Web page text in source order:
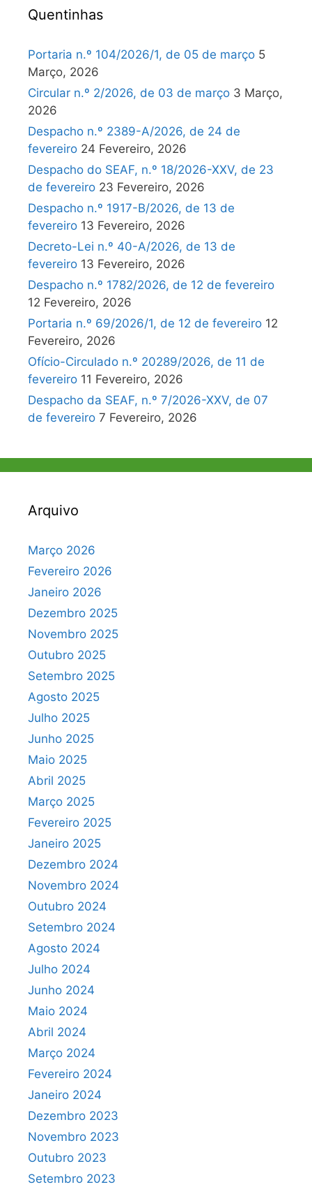
Quentinhas
Portaria n.º 104/2026/1, de 05 de março 5
Março, 2026
Circular n.º 2/2026, de 03 de março 3 Março,
2026
Despacho n.º 2389-A/2026, de 24 de
fevereiro 24 Fevereiro, 2026
Despacho do SEAF, n.º 18/2026-XXV, de 23
de fevereiro 23 Fevereiro, 2026
Despacho n.º 1917-B/2026, de 13 de
fevereiro 13 Fevereiro, 2026
Decreto-Lei n.º 40-A/2026, de 13 de
fevereiro 13 Fevereiro, 2026
Despacho n.º 1782/2026, de 12 de fevereiro
12 Fevereiro, 2026
Portaria n.º 69/2026/1, de 12 de fevereiro 12
Fevereiro, 2026
Ofício-Circulado n.º 20289/2026, de 11 de
fevereiro 11 Fevereiro, 2026
Despacho da SEAF, n.º 7/2026-XXV, de 07
de fevereiro 7 Fevereiro, 2026
Arquivo
Março 2026
Fevereiro 2026
Janeiro 2026
Dezembro 2025
Novembro 2025
Outubro 2025
Setembro 2025
Agosto 2025
Julho 2025
Junho 2025
Maio 2025
Abril 2025
Março 2025
Fevereiro 2025
Janeiro 2025
Dezembro 2024
Novembro 2024
Outubro 2024
Setembro 2024
Agosto 2024
Julho 2024
Junho 2024
Maio 2024
Abril 2024
Março 2024
Fevereiro 2024
Janeiro 2024
Dezembro 2023
Novembro 2023
Outubro 2023
Setembro 2023